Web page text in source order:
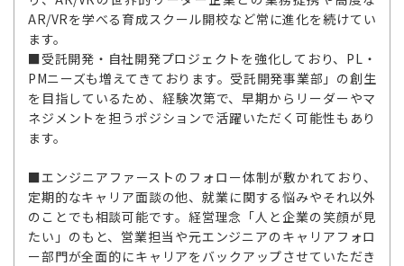
AR/VRを学べる育成スクール開校など常に進化を続けてい
ます。
■受託開発・自社開発プロジェクトを強化しており、PL・
PMニーズも増えてきております。受託開発事業部」の創生
を目指しているため、経験次第で、早期からリーダーやマ
ネジメントを担うポジションで活躍いただく可能性もあり
ます。
■エンジニアファーストのフォロー体制が敷かれており、
定期的なキャリア面談の他、就業に関する悩みやそれ以外
のことでも相談可能です。経営理念「人と企業の笑顔が見
たい」のもと、営業担当や元エンジニアのキャリアフォロ
ー部門が全面的にキャリアをバックアップさせていただき